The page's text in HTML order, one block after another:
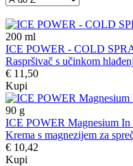
200 ml
ICE POWER - COLD
Raspršivač s učinkom
€ 11,50
Kupi
90 g
ICE POWER Magnesium In
Krema s magnezijem za
€ 10,42
Kupi